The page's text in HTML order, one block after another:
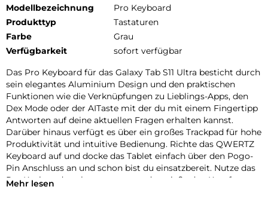
Modellbezeichnung
Pro Keyboard
Produkttyp
Tastaturen
Farbe
Grau
Verfügbarkeit
sofort verfügbar
Das Pro Keyboard für das Galaxy Tab S11 Ultra besticht durch
sein elegantes Aluminium Design und den praktischen
Funktionen wie die Verknüpfungen zu Lieblings-Apps, den
Dex Mode oder der AITaste mit der du mit einem Fingertipp
Antworten auf deine aktuellen Fragen erhalten kannst.
Darüber hinaus verfügt es über ein großes Trackpad für hohe
Produktivität und intuitive Bedienung. Richte das QWERTZ
Keyboard auf und docke das Tablet einfach über den Pogo-
Pin Anschluss an und schon bist du einsatzbereit. Nutze das
Pro Keyboard auch unterwegs und genieße den Komfort
Mehr lesen